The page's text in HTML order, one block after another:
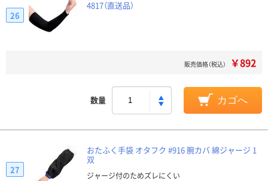
4817（直送品）
26
販売価格（税込） ￥892
数量 カゴへ
おたふく手袋 オタフク #916 腕カバ 綿ジャージ 1
双
ジャージ付のためズレにくい
27